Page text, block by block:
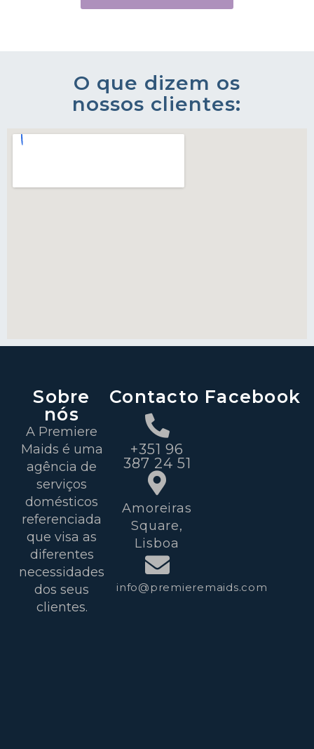
O que dizem os
nossos clientes:
Sobre
nós
A Premiere
Maids é uma
agência de
serviços
domésticos
referenciada
que visa as
diferentes
necessidades
dos seus
clientes.
Contacto
+351 96
387 24 51
Amoreiras
Square,
Lisboa
info@premieremaids.com
Facebook